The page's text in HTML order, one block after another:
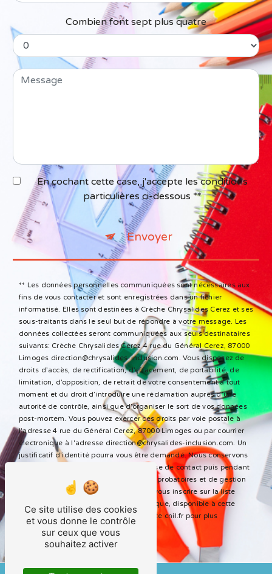
Combien font sept plus quatre
En cochant cette case, j'accepte les conditions
particulières ci-dessous **
Envoyer
** Les données personnelles communiquées sont nécessaires aux
fins de vous contacter et sont enregistrées dans un fichier
informatisé. Elles sont destinées à Crèche Chrysalides Cerez et ses
sous-traitants dans le seul but de répondre à votre message. Les
données collectées seront communiquées aux seuls destinataires
suivants: Crèche Chrysalides Cerez 4 rue du Général Cerez, 87000
Limoges direction@chrysalides-inclusion.com. Vous disposez de
droits d’accès, de rectification, d’effacement, de portabilité, de
limitation, d’opposition, de retrait de votre consentement à tout
moment et du droit d’introduire une réclamation auprès d’une
autorité de contrôle, ainsi que d’organiser le sort de vos données
post-mortem. Vous pouvez exercer ces droits par voie postale à
l'adresse 4 rue du Général Cerez, 87000 Limoges ou par courrier
électronique à l'adresse direction@chrysalides-inclusion.com. Un
justificatif d'identité pourra vous être demandé. Nous conservons
vos données pendant la période de prise de contact puis pendant
la durée de prescription légale aux fins probatoires et de gestion
des contentieux. Vous avez le droit de vous inscrire sur la liste
d'opposition au démarchage téléphonique, disponible à cette
adresse: Bloctel.gouv.fr
. Consultez le site cnil.fr pour plus
Ce site utilise des cookies
et vous donne le contrôle
sur ceux que vous
souhaitez activer